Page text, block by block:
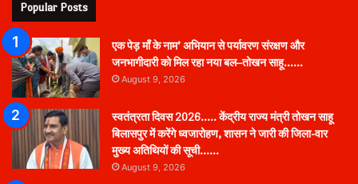
Popular Posts
एक पेड़ माँ के नाम’ अभियान से पर्यावरण संरक्षण और
जनभागीदारी को मिल रहा नया बल–तोखन साहू……
August 9, 2026
स्वतंत्रता दिवस 2026….. केंद्रीय राज्य मंत्री तोखन साहू
बिलासपुर में करेंगे ध्वजारोहण, शासन ने जारी की जिला-वार
मुख्य अतिथियों की सूची……
August 9, 2026